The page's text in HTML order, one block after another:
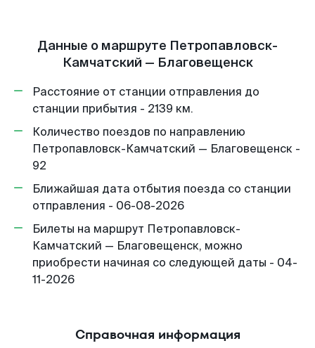
Данные о маршруте Петропавловск-
Камчатский — Благовещенск
Расстояние от станции отправления до
станции прибытия - 2139 км.
Количество поездов по направлению
Петропавловск-Камчатский — Благовещенск -
92
Ближайшая дата отбытия поезда со станции
отправления - 06-08-2026
Билеты на маршрут Петропавловск-
Камчатский — Благовещенск, можно
приобрести начиная со следующей даты - 04-
11-2026
Справочная информация